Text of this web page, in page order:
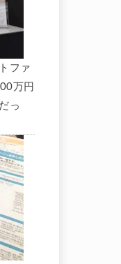
ファ
万円
っ